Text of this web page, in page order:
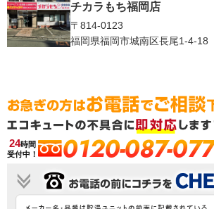
チカラもち福岡店
〒814-0123
福岡県福岡市城南区長尾1‐4‐18
24時間
受付中！
0120-087-077